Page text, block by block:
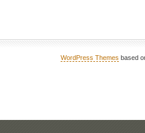
WordPress Themes based